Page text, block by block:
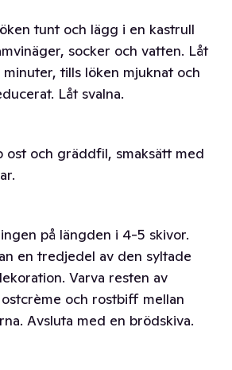
tunt och lägg i en kastrull
socker och vatten. Låt
minuter, tills löken mjuknat och
Låt svalna.
ost och gräddfil, smaksätt med
på längden i 4-5 skivor.
en tredjedel av den syltade
Varva resten av
och rostbiff mellan
Avsluta med en brödskiva.